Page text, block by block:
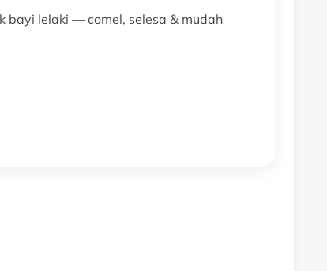
bayi lelaki — comel, selesa & mudah